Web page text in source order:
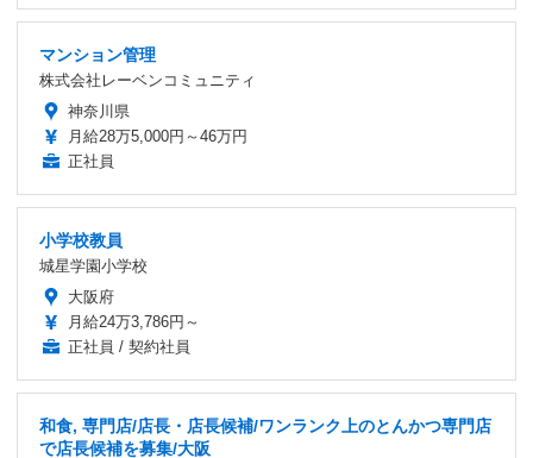
マンション管理
株式会社レーベンコミュニティ
神奈川県
月給28万5,000円～46万円
正社員
小学校教員
城星学園小学校
大阪府
月給24万3,786円～
正社員 / 契約社員
和食, 専門店/店長・店長候補/ワンランク上のとんかつ専門店
で店長候補を募集/大阪